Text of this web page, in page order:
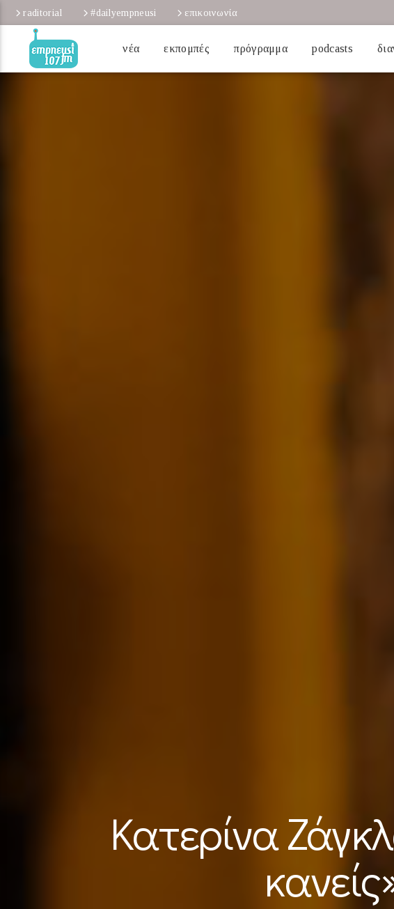
raditorial #dailyempneusi επικοινωνία
νέα εκπομπές πρόγραμμα podcasts
Κατερίνα